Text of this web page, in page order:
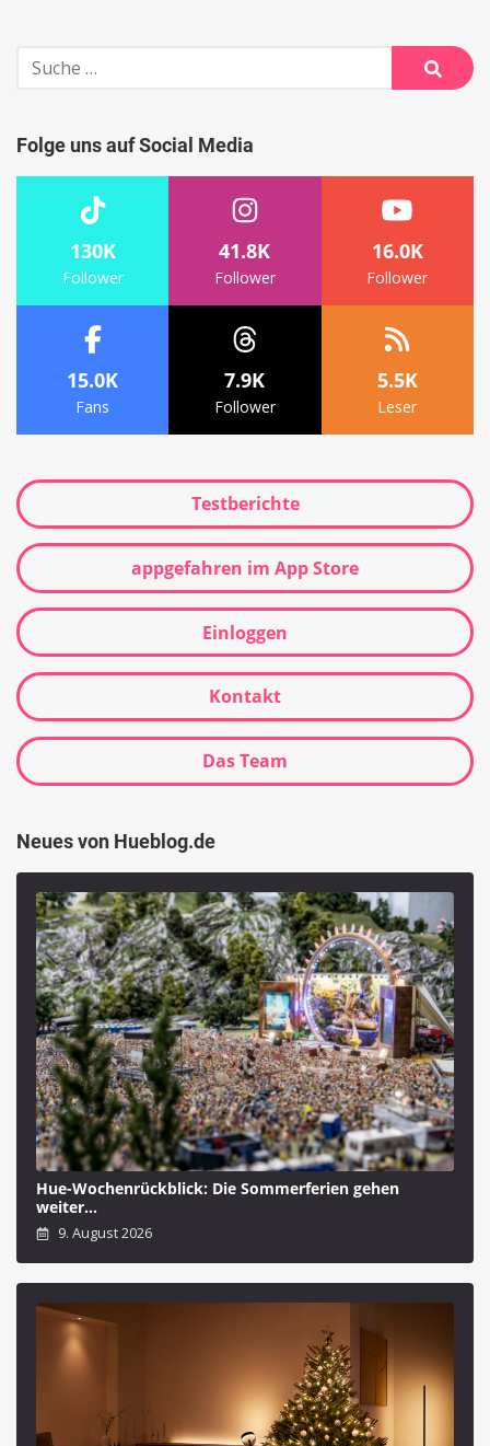
Suche
nach:
Suche
Folge uns auf Social Media
130K
Follower
41.8K
Follower
16.0K
Follower
15.0K
Fans
7.9K
Follower
5.5K
Leser
Testberichte
appgefahren im App Store
Einloggen
Kontakt
Das Team
Neues von Hueblog.de
Hue-Wochenrückblick: Die Sommerferien gehen
weiter…
9. August 2026